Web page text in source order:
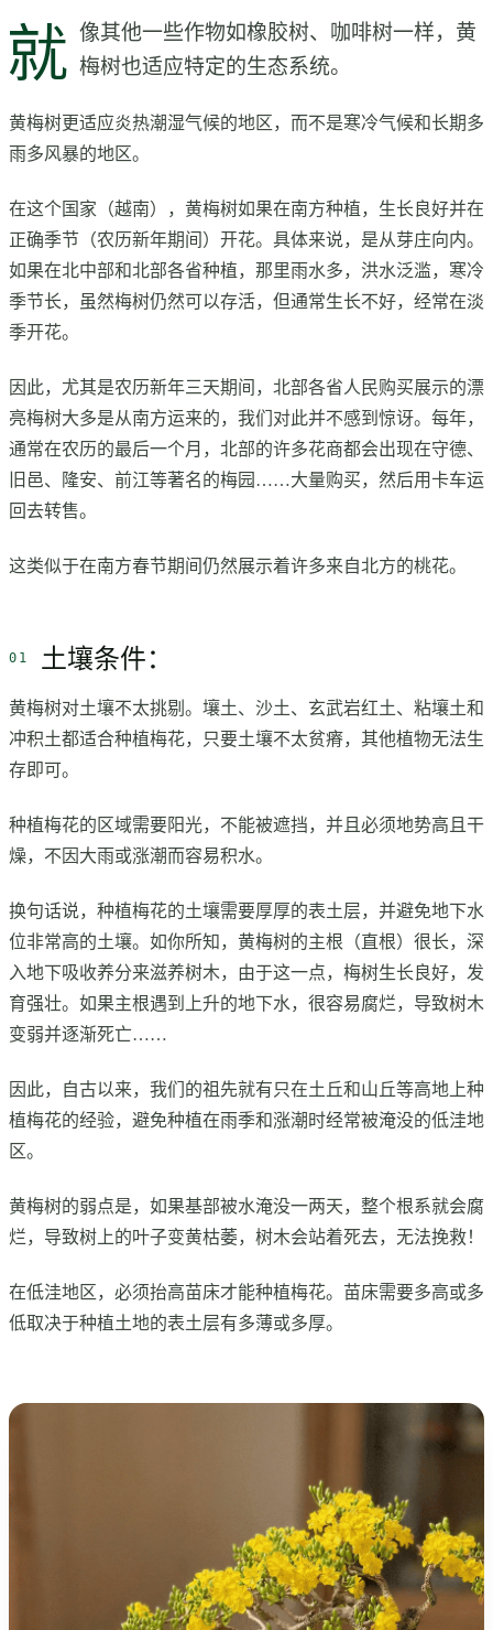
就 像其他一些作物如橡胶树、咖啡树一样，黄
梅树也适应特定的生态系统。
黄梅树更适应炎热潮湿气候的地区，而不是寒冷气候和长期多
雨多风暴的地区。
在这个国家（越南），黄梅树如果在南方种植，生长良好并在
正确季节（农历新年期间）开花。具体来说，是从芽庄向内。
如果在北中部和北部各省种植，那里雨水多，洪水泛滥，寒冷
季节长，虽然梅树仍然可以存活，但通常生长不好，经常在淡
季开花。
因此，尤其是农历新年三天期间，北部各省人民购买展示的漂
亮梅树大多是从南方运来的，我们对此并不感到惊讶。每年，
通常在农历的最后一个月，北部的许多花商都会出现在守德、
旧邑、隆安、前江等著名的梅园……大量购买，然后用卡车运
回去转售。
这类似于在南方春节期间仍然展示着许多来自北方的桃花。
土壤条件：
黄梅树对土壤不太挑剔。壤土、沙土、玄武岩红土、粘壤土和
冲积土都适合种植梅花，只要土壤不太贫瘠，其他植物无法生
存即可。
种植梅花的区域需要阳光，不能被遮挡，并且必须地势高且干
燥，不因大雨或涨潮而容易积水。
换句话说，种植梅花的土壤需要厚厚的表土层，并避免地下水
位非常高的土壤。如你所知，黄梅树的主根（直根）很长，深
入地下吸收养分来滋养树木，由于这一点，梅树生长良好，发
育强壮。如果主根遇到上升的地下水，很容易腐烂，导致树木
变弱并逐渐死亡……
因此，自古以来，我们的祖先就有只在土丘和山丘等高地上种
植梅花的经验，避免种植在雨季和涨潮时经常被淹没的低洼地
区。
黄梅树的弱点是，如果基部被水淹没一两天，整个根系就会腐
烂，导致树上的叶子变黄枯萎，树木会站着死去，无法挽救！
在低洼地区，必须抬高苗床才能种植梅花。苗床需要多高或多
低取决于种植土地的表土层有多薄或多厚。